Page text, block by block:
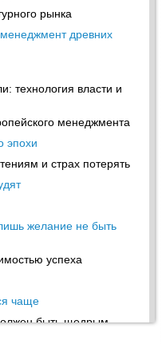
рынка
древних
технология власти и
менеджмента
эпохи
и страх потерять
желание не быть
успеха
чаще
быть щедрым